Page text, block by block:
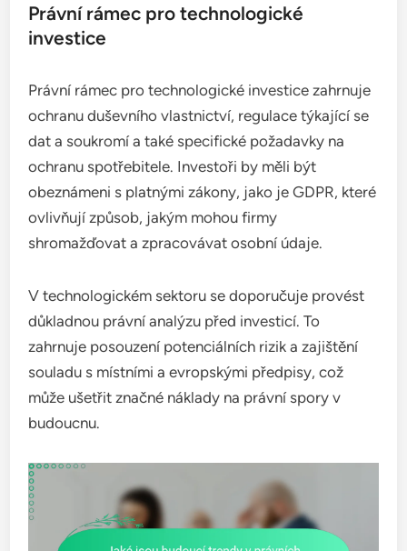
Právní rámec pro technologické
investice
Právní rámec pro technologické investice zahrnuje
ochranu duševního vlastnictví, regulace týkající se
dat a soukromí a také specifické požadavky na
ochranu spotřebitele. Investoři by měli být
obeznámeni s platnými zákony, jako je GDPR, které
ovlivňují způsob, jakým mohou firmy
shromažďovat a zpracovávat osobní údaje.
V technologickém sektoru se doporučuje provést
důkladnou právní analýzu před investicí. To
zahrnuje posouzení potenciálních rizik a zajištění
souladu s místními a evropskými předpisy, což
může ušetřit značné náklady na právní spory v
budoucnu.